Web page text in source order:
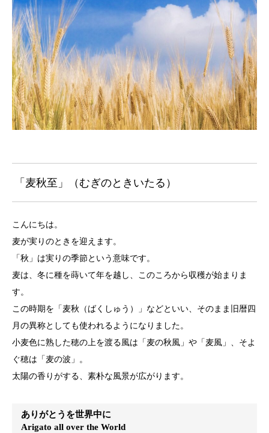
「麦秋至」（むぎのときいたる）
こんにちは。
麦が実りのときを迎えます。
「秋」は実りの季節という意味です。
麦は、冬に種を蒔いて年を越し、このころから収穫が始まりま
す。
この時期を「麦秋（ばくしゅう）」などといい、そのまま旧暦四
月の異称としても使われるようになりました。
小麦色に熟した穂の上を渡る風は「麦の秋風」や「麦風」、そよ
ぐ穂は「麦の波」。
太陽の香りがする、素朴な風景が広がります。
ありがとうを世界中に
Arigato all over the World